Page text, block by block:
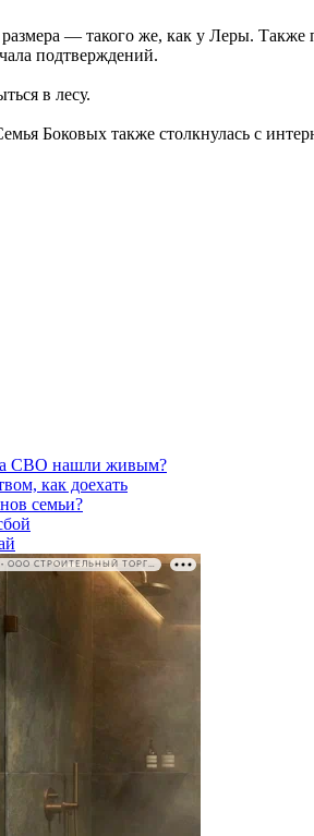
— такого же, как у Леры. Также
подтверждений.
в лесу.
Боковых также столкнулась с
СВО нашли живым?
как доехать
семьи?
РЕКЛАМА • ООО СТРОИТЕЛЬНЫЙ ТОРГОВЫЙ ДОМ «ПЕТРОВИЧ». ИНН: 7802348846